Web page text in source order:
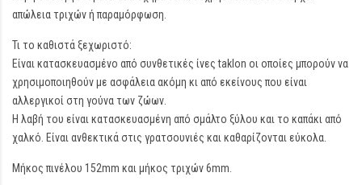
απώλεια τριχών ή παραμόρφωση.
Τι το καθιστά ξεχωριστό:
Είναι κατασκευασμένο από συνθετικές ίνες taklon οι οποίες μπορούν να
χρησιμοποιηθούν με ασφάλεια ακόμη κι από εκείνους που είναι
αλλεργικοί στη γούνα των ζώων.
Η λαβή του είναι κατασκευασμένη από σμάλτο ξύλου και το καπάκι από
χαλκό. Είναι ανθεκτικά στις γρατσουνιές και καθαρίζονται εύκολα.
Μήκος πινέλου 152mm και μήκος τριχών 6mm.